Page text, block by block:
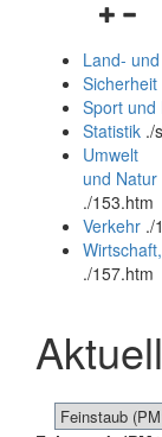
und
Land-
Sport und
Statistik ./
Umwelt
und Natur
./153.htm
Verkehr ./
./157.htm